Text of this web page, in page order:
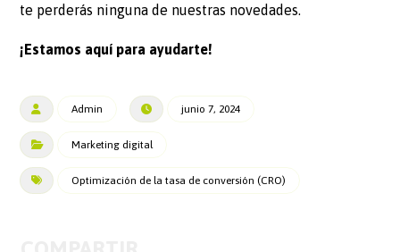
te perderás ninguna de nuestras novedades.
¡Estamos aquí para ayudarte!
Admin junio 7, 2024
Marketing digital
Optimización de la tasa de conversión (CRO)